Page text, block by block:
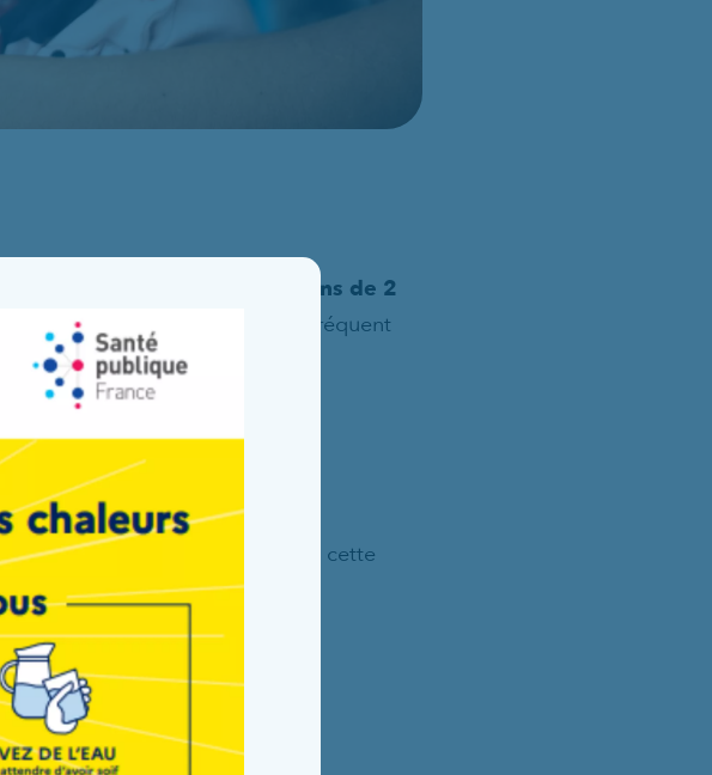
touche les enfants de moins de 2
de la bronchiolite le plus fréquent
:
et d’être hospitalisé.
sont pleinement engagés dans cette
Fermer la fenêtre